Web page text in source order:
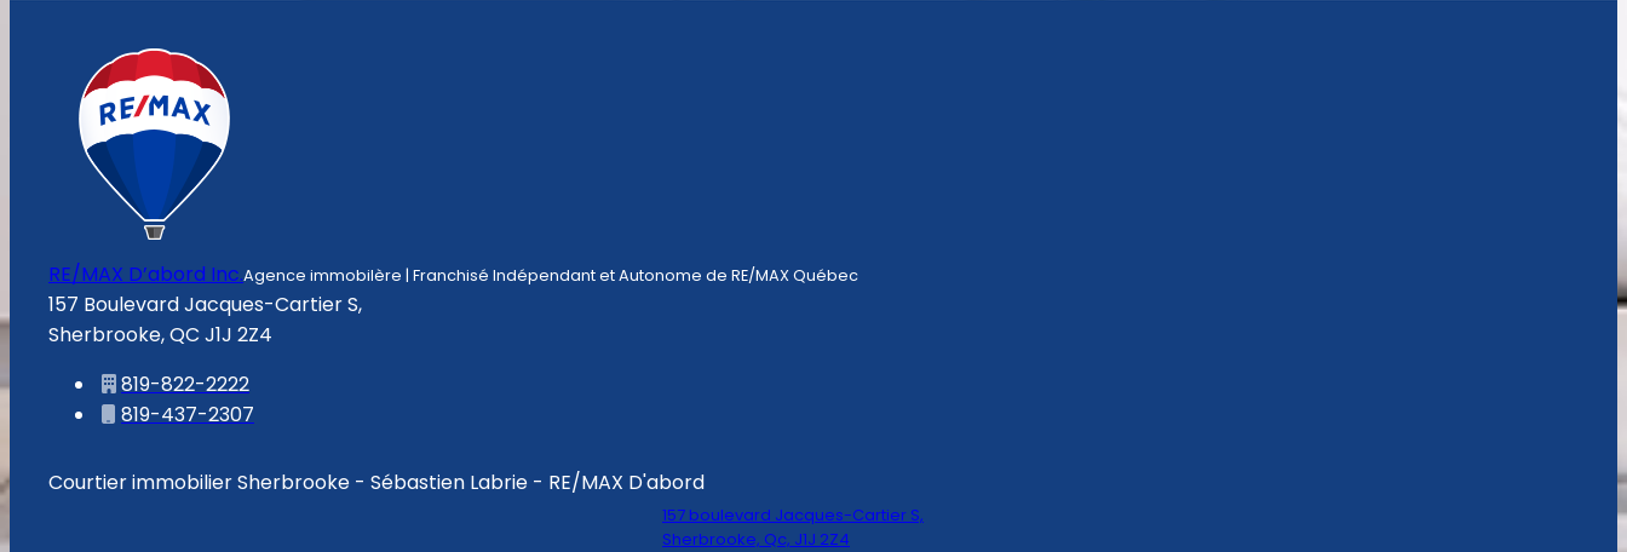
RE/MAX D’abord Inc.Agence immobilère | Franchisé Indépendant et Autonome de RE/MAX Québec
157 Boulevard Jacques-Cartier S,
Sherbrooke, QC J1J 2Z4
819-822-2222
819-437-2307
Courtier immobilier Sherbrooke - Sébastien Labrie - RE/MAX D'abord
157 boulevard Jacques-Cartier S,
Sherbrooke, Qc, J1J 2Z4